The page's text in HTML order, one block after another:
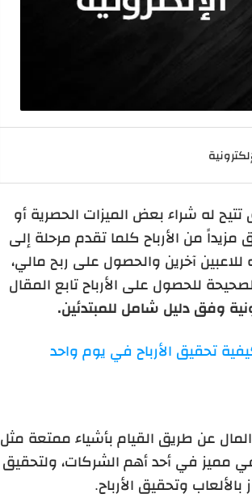
له شراء بعض الميزات الحصرية أو
من الأرباح كلما تقدم مرحلة إلى
للاعبين آخرين والحصول على ربح مالي،
للحصول على الأرباح تابع المقال
وفق دليل شامل للمبتدئين.
تحقيق الأرباح في يوم واحد
عن طريق القيام بأشياء ممتعة مثل
مميز في أحد أهم الشركات، ولتحقيق
وتحقيق الأرباح.